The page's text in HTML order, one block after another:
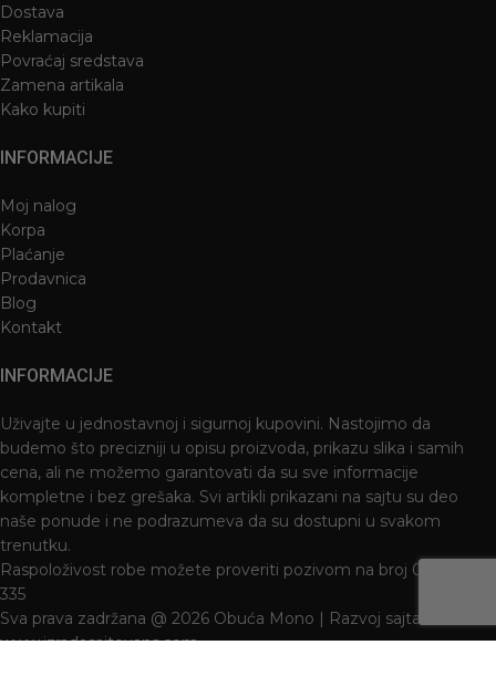
Dostava
Reklamacija
Povraćaj sredstava
Zamena artikala
Kako kupiti
INFORMACIJE
Moj nalog
Korpa
Plaćanje
Prodavnica
Blog
Kontakt
INFORMACIJE
Uživajte u jednostavnoj i sigurnoj kupovini. Nastojimo da
budemo što precizniji u opisu proizvoda, prikazu slika i samih
cena, ali ne možemo garantovati da su sve informacije
kompletne i bez grešaka. Svi artikli prikazani na sajtu su deo
naše ponude i ne podrazumeva da su dostupni u svakom
trenutku.
Raspoloživost robe možete proveriti pozivom na broj 021 3046
335
Sva prava zadržana @ 2026 Obuća Mono | Razvoj sajta
www.izradasajtovans.com